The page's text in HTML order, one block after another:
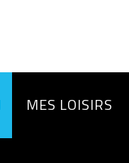
MES LOISIRS